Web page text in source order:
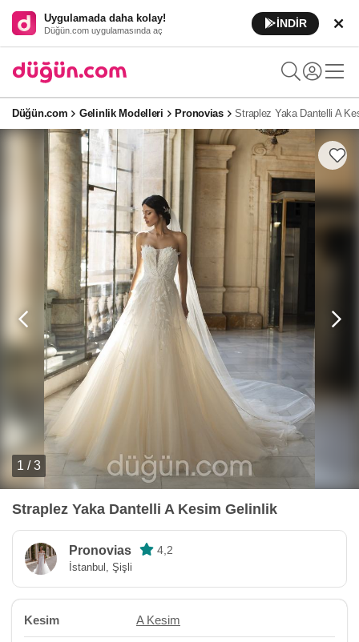
Uygulamada daha kolay!
Düğün.com uygulamasında aç
İNDİR
Düğün.com Gelinlik Modelleri Pronovias Straplez Yaka Dantelli A
1 / 3
Straplez Yaka Dantelli A Kesim Gelinlik
Pronovias 4,2
İstanbul, Şişli
Kesim A Kesim